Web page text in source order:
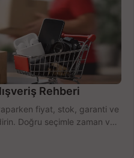
Rehberi
fiyat, stok, garanti ve
Doğru seçimle zaman ve